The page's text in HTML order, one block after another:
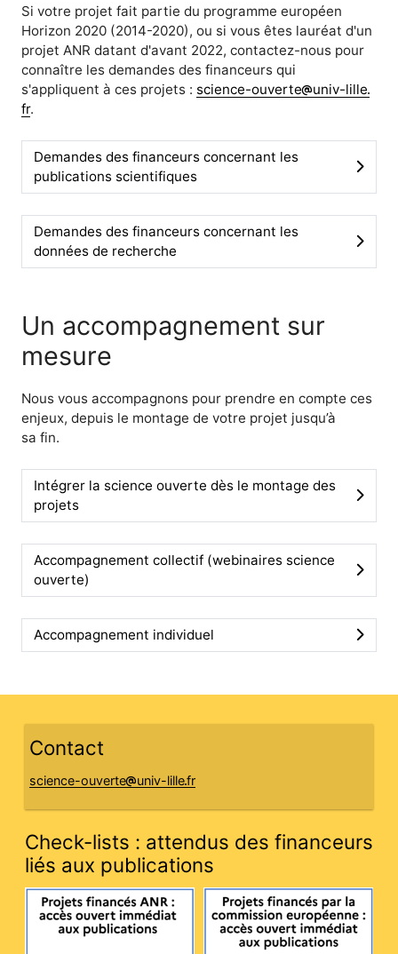
Si votre projet fait partie du programme européen
Horizon 2020 (2014-2020), ou si vous êtes lauréat d'un
projet ANR datant d'avant 2022, contactez-nous pour
connaître les demandes des financeurs qui
s'appliquent à ces projets : science-ouverte
univ-lille
fr.
Demandes des financeurs concernant les
publications scientifiques
Demandes des financeurs concernant les
données de recherche
Un accompagnement sur
mesure
Nous vous accompagnons pour prendre en compte ces
enjeux, depuis le montage de votre projet jusqu’à
sa fin.
Intégrer la science ouverte dès le montage des
projets
Accompagnement collectif (webinaires science
ouverte)
Accompagnement individuel
Contact
science-ouverte univ-lillefr
Check-lists : attendus des financeurs
liés aux publications